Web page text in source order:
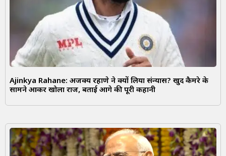
Ajinkya Rahane: अजिंक्य रहाणे ने क्यों लिया संन्यास? खुद कैमरे के
सामने आकर खोला राज, बताई आगे की पूरी कहानी